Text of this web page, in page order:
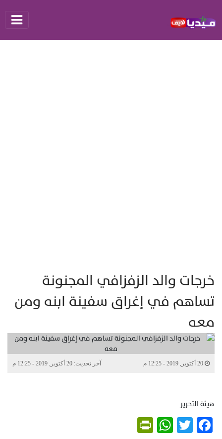
خرجات والد الزفزافي المجنونة
تساهم في إغراق سفينة ابنه ومن
معه
آخر تحديث: 20 أكتوبر, 2019 - 12:25 م
هيئة التحرير
Facebook
Twitter
WhatsApp